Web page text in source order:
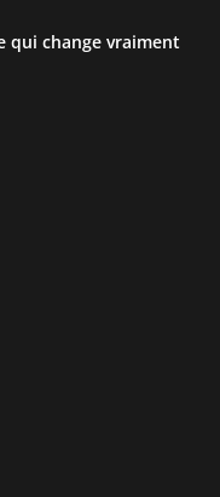
qui change vraiment